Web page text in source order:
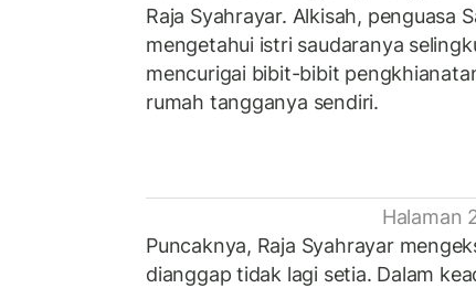
Raja Syahrayar. Alkisah, penguasa
mengetahui istri saudaranya
mencurigai bibit-bibit
rumah tangganya sendiri.
Halaman
Puncaknya, Raja Syahrayar
dianggap tidak lagi setia. Dalam